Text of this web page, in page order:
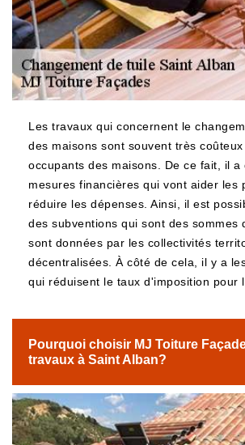
Les travaux qui concernent le
des maisons sont souvent très
occupants des maisons. De ce fait, il a
mesures financières qui vont aider les
réduire les dépenses. Ainsi, il est
des subventions qui sont des sommes
sont données par les collectivités
décentralisées. À côté de cela, il y a
qui réduisent le taux d'imposition pour
Pourquoi choisir MJ Toiture
travaux à Saint Alban?